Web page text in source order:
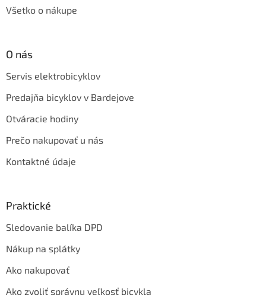
Všetko o nákupe
O nás
Servis elektrobicyklov
Predajňa bicyklov v Bardejove
Otváracie hodiny
Prečo nakupovať u nás
Kontaktné údaje
Praktické
Sledovanie balíka DPD
Nákup na splátky
Ako nakupovať
Ako zvoliť správnu veľkosť bicykla